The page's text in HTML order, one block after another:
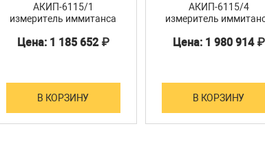
АКИП-6115/1
измеритель иммитанса
Цена: 1 185 652 ₽
В КОРЗИНУ
АКИП-6115/4
измеритель
Цена: 1 980 914 ₽
В КОРЗИНУ